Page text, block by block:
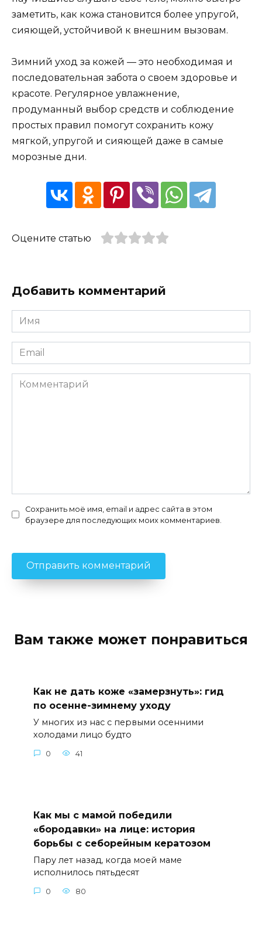
заметить, как кожа становится более упругой,
сияющей, устойчивой к внешним вызовам.
Зимний уход за кожей — это необходимая и
последовательная забота о своем здоровье и
красоте. Регулярное увлажнение,
продуманный выбор средств и соблюдение
простых правил помогут сохранить кожу
мягкой, упругой и сияющей даже в самые
морозные дни.
Оцените статью
Добавить комментарий
Имя
*
Email
*
Комментарий
Сохранить моё имя, email и адрес сайта в этом
браузере для последующих моих комментариев.
Вам также может понравиться
Как не дать коже «замерзнуть»: гид
по осенне-зимнему уходу
У многих из нас с первыми осенними
холодами лицо будто
0 41
Как мы с мамой победили
«бородавки» на лице: история
борьбы с себорейным кератозом
Пару лет назад, когда моей маме
исполнилось пятьдесят
0 80